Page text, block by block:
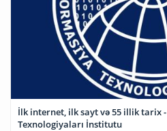
İlk internet, ilk sayt və 55 illik tarix
Texnologiyaları İnstitutu